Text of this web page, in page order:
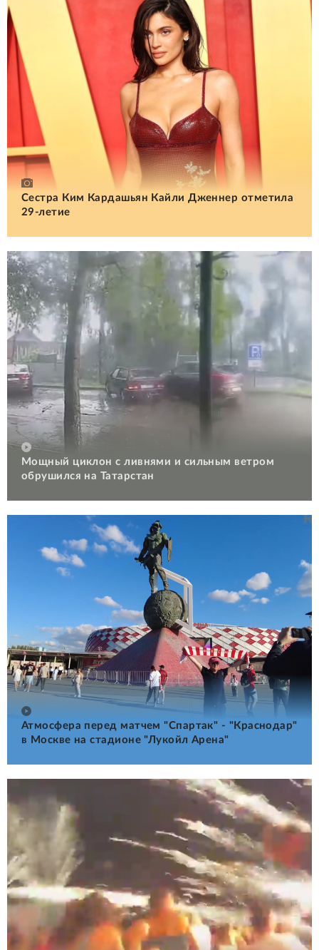
Сестра Ким Кардашьян Кайли Дженнер отметила
29-летие
Мощный циклон с ливнями и сильным ветром
обрушился на Татарстан
Атмосфера перед матчем "Спартак" - "Краснодар"
в Москве на стадионе "Лукойл Арена"